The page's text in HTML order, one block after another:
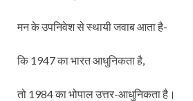
मन के उपनिवेश से स्थायी जवाब आता है-
कि 1947 का भारत आधुनिकता है,
तो 1984 का भोपाल उत्तर-आधुनिकता है।